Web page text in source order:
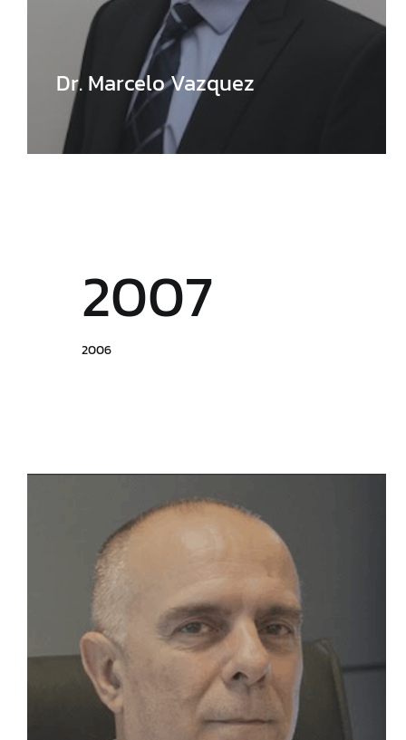
Dr. Marcelo Vazquez
2007
2006